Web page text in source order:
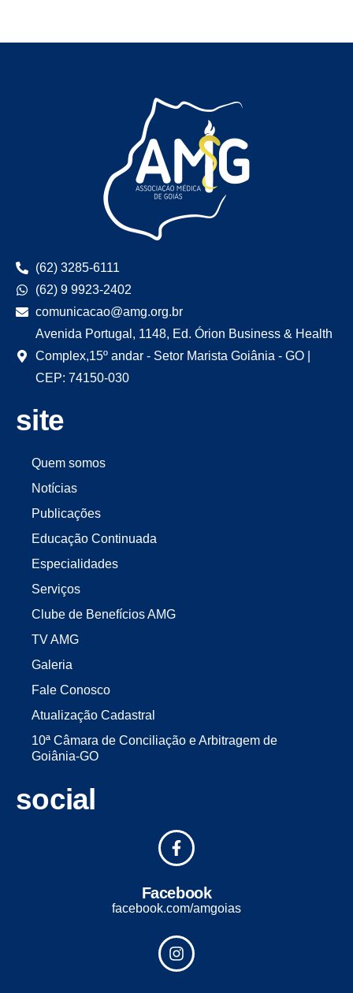
(62) 3285-6111
(62) 9 9923-2402
comunicacao@amg.org.br
Avenida Portugal, 1148, Ed. Órion Business & Health
Complex,15º andar - Setor Marista Goiânia - GO |
CEP: 74150-030
site
Quem somos
Notícias
Publicações
Educação Continuada
Especialidades
Serviços
Clube de Benefícios AMG
TV AMG
Galeria
Fale Conosco
Atualização Cadastral
10ª Câmara de Conciliação e Arbitragem de
Goiânia-GO
social
Facebook
facebook.com/amgoias